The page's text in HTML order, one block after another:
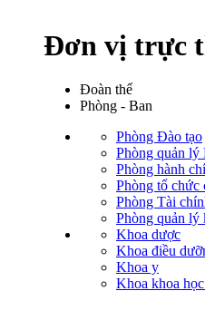
Đơn vị trực
Đoàn thể
Phòng - Ban
Phòng Đào tạo
Phòng quản lý
Phòng hành
Phòng tổ chức
Phòng Tài
Phòng quản lý
Khoa dược
Khoa điều
Khoa y
Khoa khoa